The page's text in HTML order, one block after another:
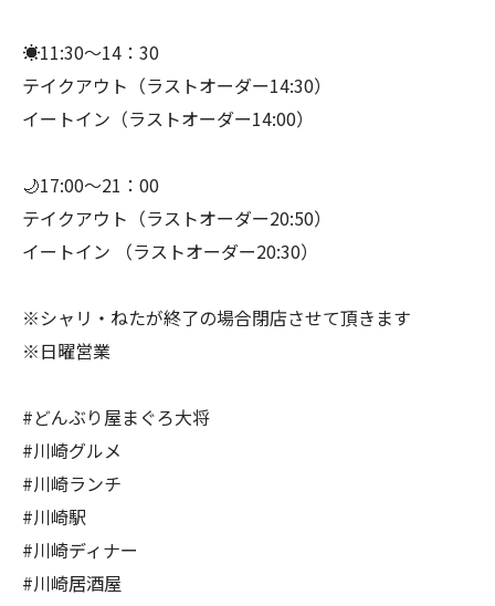
☀️11:30～14：30
テイクアウト（ラストオーダー14:30）
イートイン（ラストオーダー14:00）
🌙17:00～21：00
テイクアウト（ラストオーダー20:50）
イートイン （ラストオーダー20:30）
※シャリ・ねたが終了の場合閉店させて頂きます
※日曜営業
#どんぶり屋まぐろ大将
#川崎グルメ
#川崎ランチ
#川崎駅
#川崎ディナー
#川崎居酒屋